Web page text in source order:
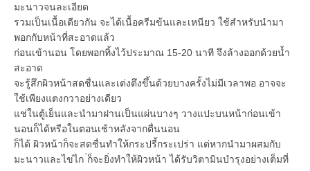
มะนาวจนละเอียด
รวมเป็นเนื้อเดียวกัน จะได้เนื้อครีมข้นและเหนียว ใช้สำหรับนำมา
พอกกับหน้าที่สะอาดแล้ว
ก่อนเข้านอน โดยพอกทิ้งไว้ประมาณ 15-20 นาที จึงล้างออกด้วยน้ำ
สะอาด
จะรู้สึกผิวหน้าสดชื่นและเต่งตึงขึ้นด้วยบางครั้งไม่มีเวลาพอ อาจจะ
ใช้เพียงแตงกวาอย่างเดียว
แช่ในตู้เย็นและนำมาฝานเป็นแผ่นบางๆ วางแปะบนหน้าก่อนเข้า
นอนก็ได้หรือในตอนเช้าหลังจากตื่นนอน
ก็ได้ ผิวหน้าก็จะสดชื่นทำให้กระปรี้กระเปร่า แต่หากนำมาผสมกับ
มะนาวและไข่ไก ่ก็จะยิ่งทำให้ผิวหน้า ได้รับวิตามินบำรุงอย่างเต็มที่